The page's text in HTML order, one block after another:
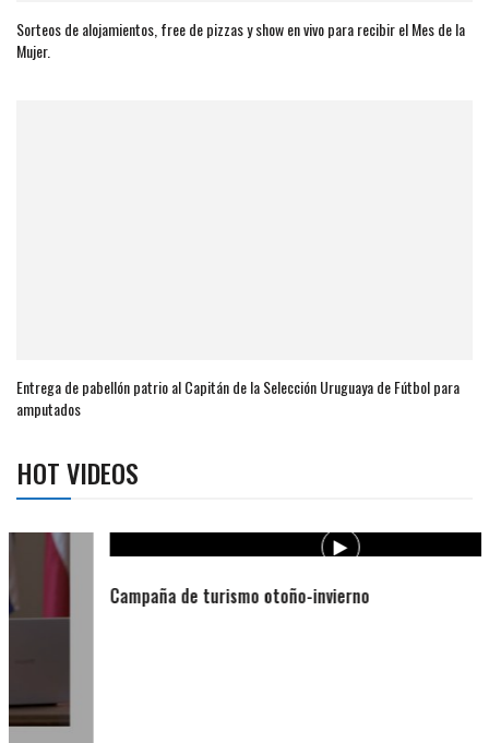
Sorteos de alojamientos, free de pizzas y show en vivo para recibir el Mes de la
Mujer.
Entrega de pabellón patrio al Capitán de la Selección Uruguaya de Fútbol para
amputados
HOT VIDEOS
Campaña de turismo otoño-invierno